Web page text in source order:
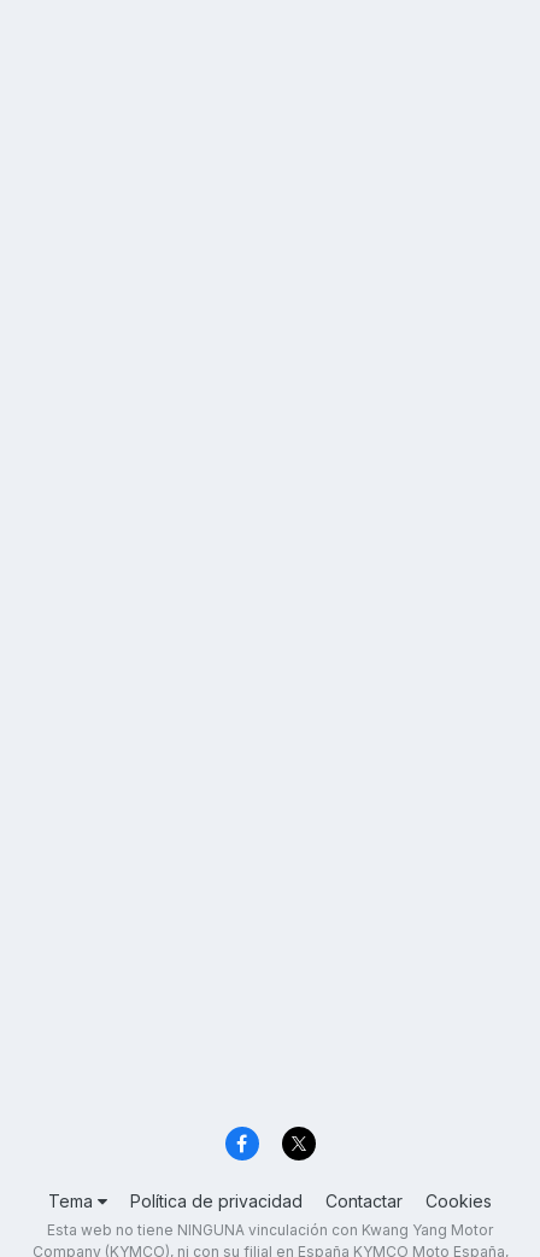
Tema Política de privacidad Contactar Cookies
Esta web no tiene NINGUNA vinculación con Kwang Yang Motor
Company (KYMCO), ni con su filial en España KYMCO Moto España,